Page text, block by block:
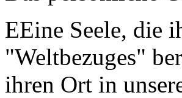
EEine Seele, die
"Weltbezuges"
ihren Ort in